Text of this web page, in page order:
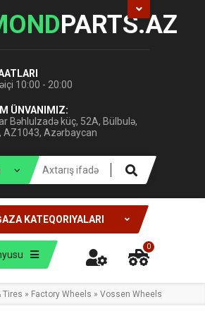
PARTS.AZ
10:00 - 20:00
ÜNVANIMIZ:
Bəhlulzadə küç, 52A, Bülbulə,
AZ1043, Azərbaycan
KATEQORIYALARI
0
Tires » Factory Wheels » Vossen Wheels